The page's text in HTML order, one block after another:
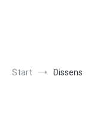
Start Dissens